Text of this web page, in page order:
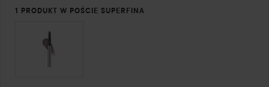
1 PRODUKT W POŚCIE SUPERFINA